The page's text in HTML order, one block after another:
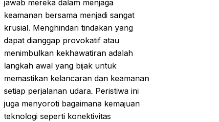
jawab mereka dalam menjaga
keamanan bersama menjadi sangat
krusial. Menghindari tindakan yang
dapat dianggap provokatif atau
menimbulkan kekhawatiran adalah
langkah awal yang bijak untuk
memastikan kelancaran dan keamanan
setiap perjalanan udara. Peristiwa ini
juga menyoroti bagaimana kemajuan
teknologi seperti konektivitas